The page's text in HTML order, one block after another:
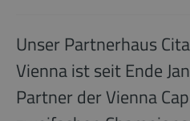
Unser Partnerhaus
Vienna ist seit Ende
Partner der Vienna